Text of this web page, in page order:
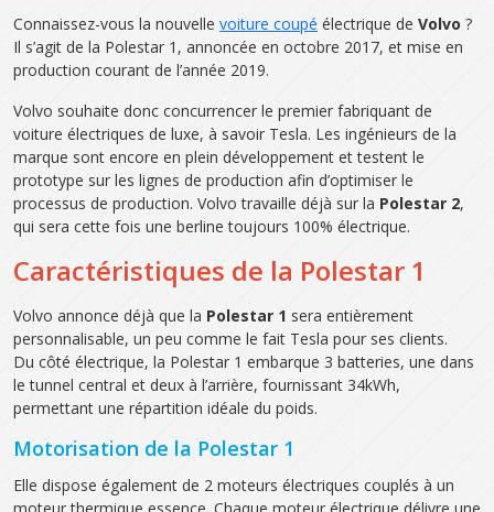
Connaissez-vous la nouvelle voiture coupé électrique de Volvo ?
Il s’agit de la Polestar 1, annoncée en octobre 2017, et mise en
production courant de l’année 2019.
Volvo souhaite donc concurrencer le premier fabriquant de
voiture électriques de luxe, à savoir Tesla. Les ingénieurs de la
marque sont encore en plein développement et testent le
prototype sur les lignes de production afin d’optimiser le
processus de production. Volvo travaille déjà sur la Polestar 2,
qui sera cette fois une berline toujours 100% électrique.
Caractéristiques de la Polestar 1
Volvo annonce déjà que la Polestar 1 sera entièrement
personnalisable, un peu comme le fait Tesla pour ses clients.
Du côté électrique, la Polestar 1 embarque 3 batteries, une dans
le tunnel central et deux à l’arrière, fournissant 34kWh,
permettant une répartition idéale du poids.
Motorisation de la Polestar 1
Elle dispose également de 2 moteurs électriques couplés à un
moteur thermique essence. Chaque moteur électrique délivre une